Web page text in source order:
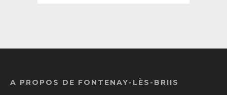
A PROPOS DE FONTENAY-LÈS-BRIIS